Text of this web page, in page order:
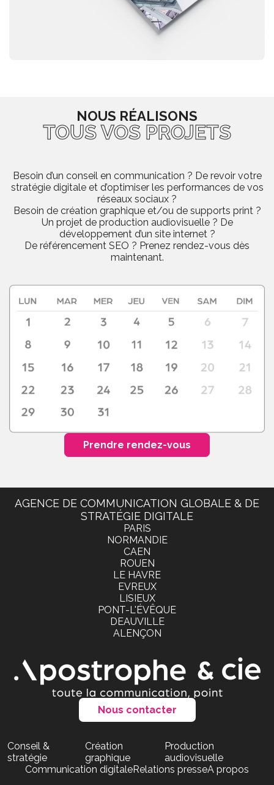
NOUS RÉALISONS
TOUS VOS PROJETS
Besoin d’un conseil en communication ? De revoir votre
stratégie digitale et d’optimiser les performances de vos
réseaux sociaux ?
Besoin de création graphique et/ou de supports print ?
Un projet de production audiovisuelle ? De
développement d’un site internet ?
De référencement SEO ? Prenez rendez-vous dès
maintenant.
Prendre rendez-vous
AGENCE DE COMMUNICATION GLOBALE & DE
STRATÉGIE DIGITALE
PARIS
NORMANDIE
CAEN
ROUEN
LE HAVRE
EVREUX
LISIEUX
PONT-L'ÉVÊQUE
DEAUVILLE
ALENÇON
Nous contacter
Conseil &
stratégie
Création
graphique
Production
audiovisuelle
Communication digitaleRelations presseA propos